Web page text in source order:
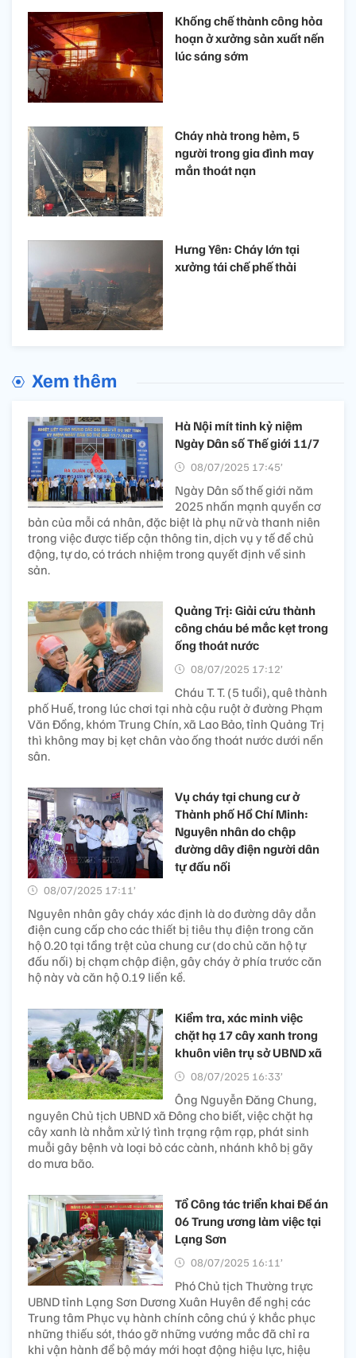
Khống chế thành công hỏa
hoạn ở xưởng sản xuất nến
lúc sáng sớm
Cháy nhà trong hẻm, 5
người trong gia đình may
mắn thoát nạn
Hưng Yên: Cháy lớn tại
xưởng tái chế phế thải
Xem thêm
Hà Nội mít tinh kỷ niệm
Ngày Dân số Thế giới 11/7
08/07/2025 17:45’
Ngày Dân số thế giới năm
2025 nhấn mạnh quyền cơ
bản của mỗi cá nhân, đặc biệt là phụ nữ và thanh niên
trong việc được tiếp cận thông tin, dịch vụ y tế để chủ
động, tự do, có trách nhiệm trong quyết định về sinh
sản.
Quảng Trị: Giải cứu thành
công cháu bé mắc kẹt trong
ống thoát nước
08/07/2025 17:12’
Cháu T. T. (5 tuổi), quê thành
phố Huế, trong lúc chơi tại nhà cậu ruột ở đường Phạm
Văn Đồng, khóm Trung Chín, xã Lao Bảo, tỉnh Quảng Trị
thì không may bị kẹt chân vào ống thoát nước dưới nền
sân.
Vụ cháy tại chung cư ở
Thành phố Hồ Chí Minh:
Nguyên nhân do chập
đường dây điện người dân
tự đấu nối
08/07/2025 17:11’
Nguyên nhân gây cháy xác định là do đường dây dẫn
điện cung cấp cho các thiết bị tiêu thụ điện trong căn
hộ 0.20 tại tầng trệt của chung cư (do chủ căn hộ tự
đấu nối) bị chạm chập điện, gây cháy ở phía trước căn
hộ này và căn hộ 0.19 liền kề.
Kiểm tra, xác minh việc
chặt hạ 17 cây xanh trong
khuôn viên trụ sở UBND xã
08/07/2025 16:33’
Ông Nguyễn Đăng Chung,
nguyên Chủ tịch UBND xã Đông cho biết, việc chặt hạ
cây xanh là nhằm xử lý tình trạng rậm rạp, phát sinh
muỗi gây bệnh và loại bỏ các cành, nhánh khô bị gãy
do mưa bão.
Tổ Công tác triển khai Đề án
06 Trung ương làm việc tại
Lạng Sơn
08/07/2025 16:11’
Phó Chủ tịch Thường trực
UBND tỉnh Lạng Sơn Dương Xuân Huyên đề nghị các
Trung tâm Phục vụ hành chính công chú ý khắc phục
những thiếu sót, tháo gỡ những vướng mắc đã chỉ ra
khi vận hành để bộ máy mới hoạt động hiệu lực, hiệu